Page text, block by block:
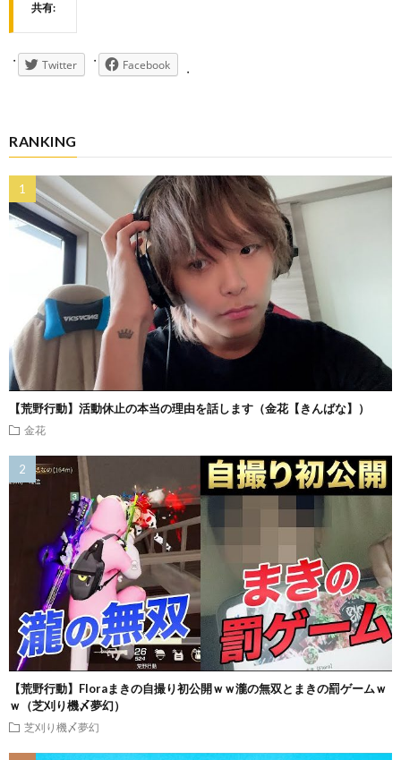
共有:
Twitter Facebook
RANKING
【荒野行動】活動休止の本当の理由を話します（金花【きんばな】）
金花
【荒野行動】Floraまきの自撮り初公開ｗｗ瀧の無双とまきの罰ゲームｗ
ｗ（芝刈り機〆夢幻）
芝刈り機〆夢幻